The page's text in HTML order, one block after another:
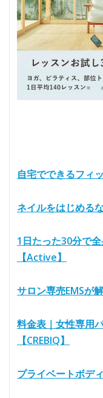
自宅でできるフィ
ネイルをはじめる
1日たった30分で
【Active】
サロン専売EMSが
料金表｜女性専用
【CREBIQ】
プライベートボデ